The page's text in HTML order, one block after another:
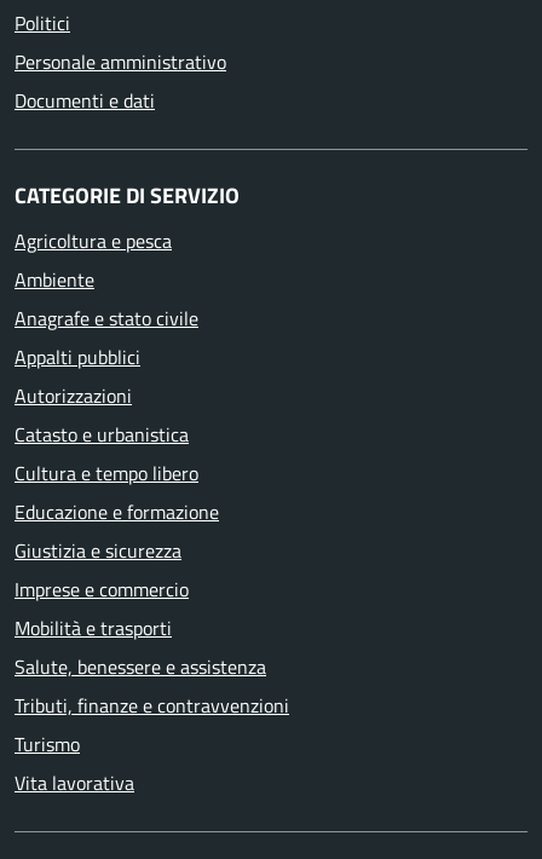
Politici
Personale amministrativo
Documenti e dati
CATEGORIE DI SERVIZIO
Agricoltura e pesca
Ambiente
Anagrafe e stato civile
Appalti pubblici
Autorizzazioni
Catasto e urbanistica
Cultura e tempo libero
Educazione e formazione
Giustizia e sicurezza
Imprese e commercio
Mobilità e trasporti
Salute, benessere e assistenza
Tributi, finanze e contravvenzioni
Turismo
Vita lavorativa